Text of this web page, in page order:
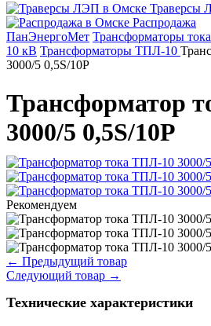
Траверсы
Распродажа
ПанЭнергоМет Трансформаторы тока
10 кВ Трансформаторы ТПЛ-10
3000/5 0,5S/10Р
Трансформатор
3000/5 0,5S/10Р
Рекомендуем
← Предыдущий товар
Следующий товар →
Технические характеристики